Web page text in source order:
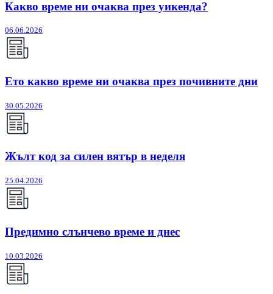
Какво време ни очаква през уикенда?
06.06.2026
Ето какво време ни очаква през почивните дни
30.05.2026
Жълт код за силен вятър в неделя
25.04.2026
Предимно слънчево време и днес
10.03.2026